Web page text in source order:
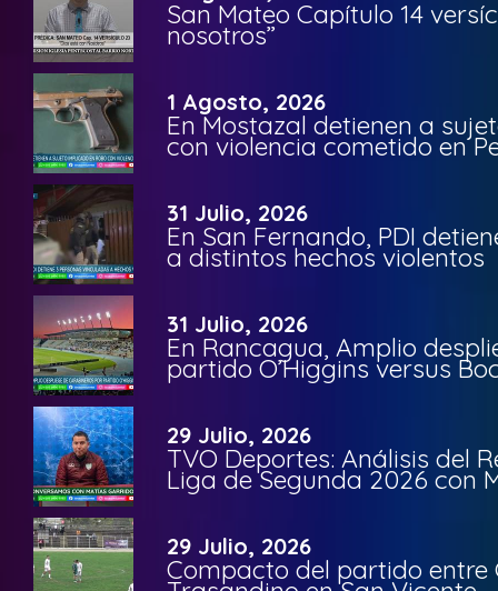
San Mateo Capítulo 14
nosotros”
1 Agosto, 2026
En Mostazal detienen a
con violencia cometido en
31 Julio, 2026
En San Fernando, PDI
a distintos hechos violentos
31 Julio, 2026
En Rancagua, Amplio
partido O’Higgins versus
29 Julio, 2026
TVO Deportes: Análisis del
Liga de Segunda 2026 con
29 Julio, 2026
Compacto del partido entre